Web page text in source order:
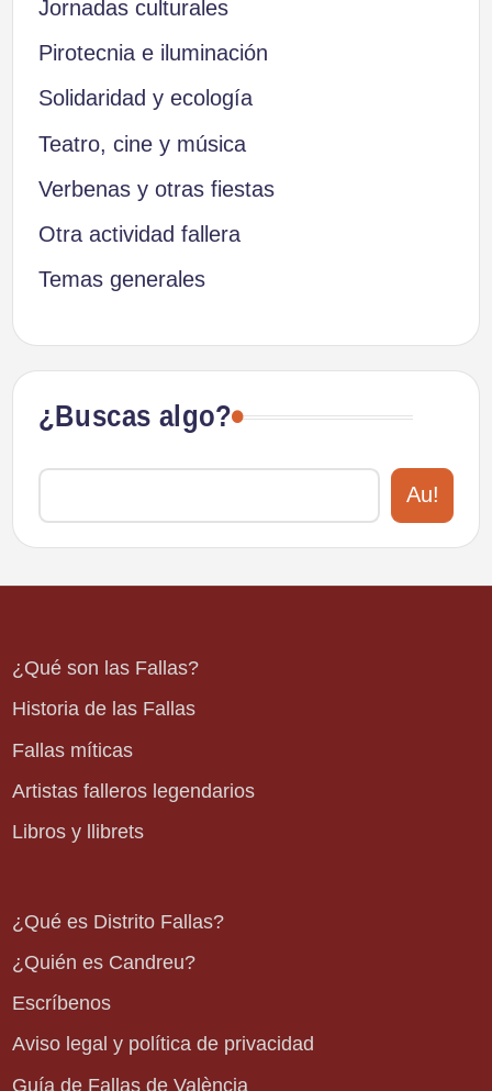
Jornadas culturales
Pirotecnia e iluminación
Solidaridad y ecología
Teatro, cine y música
Verbenas y otras fiestas
Otra actividad fallera
Temas generales
¿Buscas algo?
Au!
¿Qué son las Fallas?
Historia de las Fallas
Fallas míticas
Artistas falleros legendarios
Libros y llibrets
¿Qué es Distrito Fallas?
¿Quién es Candreu?
Escríbenos
Aviso legal y política de privacidad
Guía de Fallas de València